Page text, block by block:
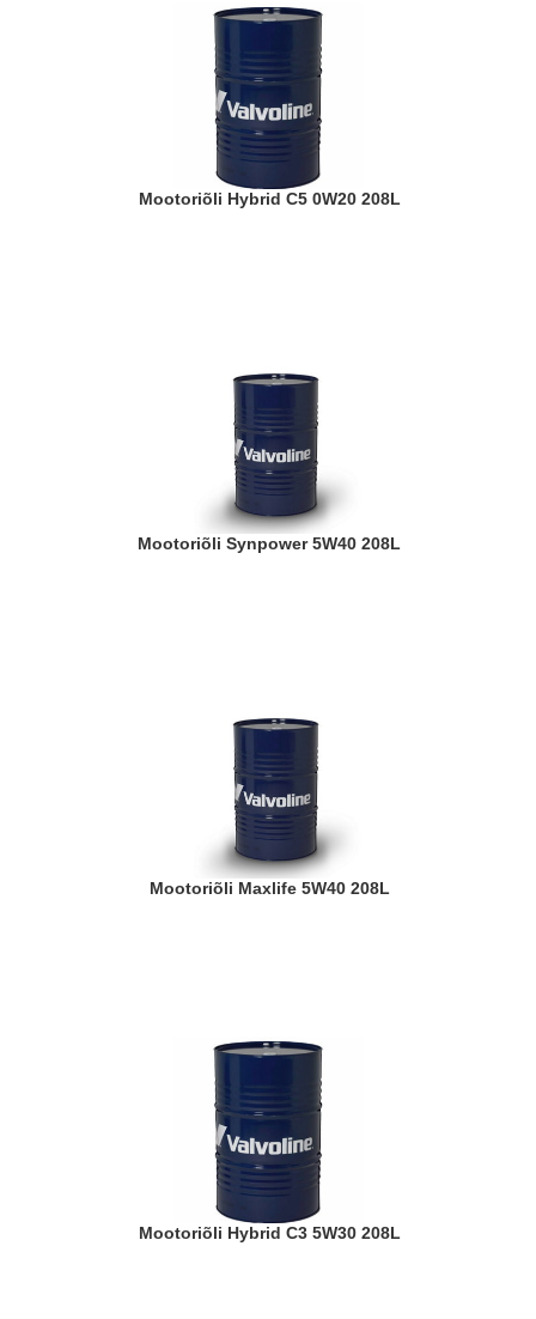
Mootoriõli Hybrid C5 0W20 208L
Mootoriõli Synpower 5W40 208L
Mootoriõli Maxlife 5W40 208L
Mootoriõli Hybrid C3 5W30 208L